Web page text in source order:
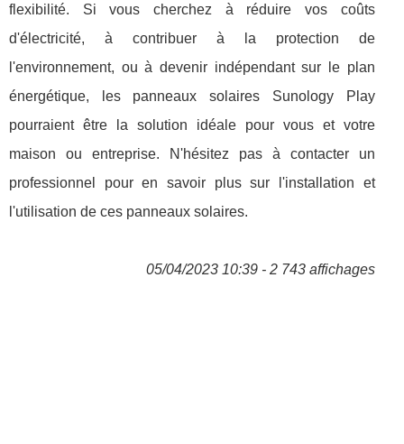
flexibilité. Si vous cherchez à réduire vos coûts
d'électricité, à contribuer à la protection de
l'environnement, ou à devenir indépendant sur le plan
énergétique, les panneaux solaires Sunology Play
pourraient être la solution idéale pour vous et votre
maison ou entreprise. N'hésitez pas à contacter un
professionnel pour en savoir plus sur l'installation et
l'utilisation de ces panneaux solaires.
05/04/2023 10:39 - 2 743 affichages